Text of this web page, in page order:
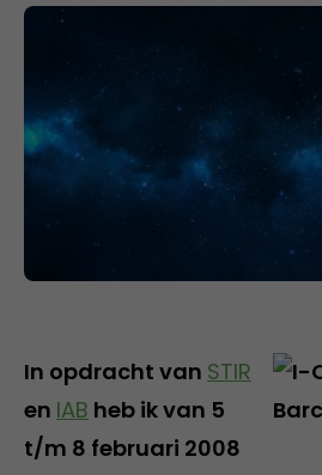
In opdracht van STIR
en IAB heb ik van 5
t/m 8 februari 2008